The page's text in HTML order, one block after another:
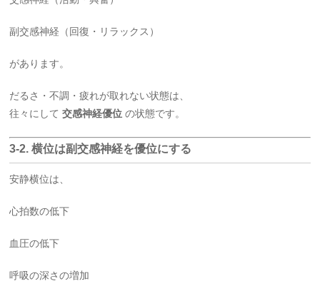
副交感神経（回復・リラックス）
があります。
だるさ・不調・疲れが取れない状態は、
往々にして交感神経優位 の状態です。
3-2. 横位は副交感神経を優位にする
安静横位は、
心拍数の低下
血圧の低下
呼吸の深さの増加